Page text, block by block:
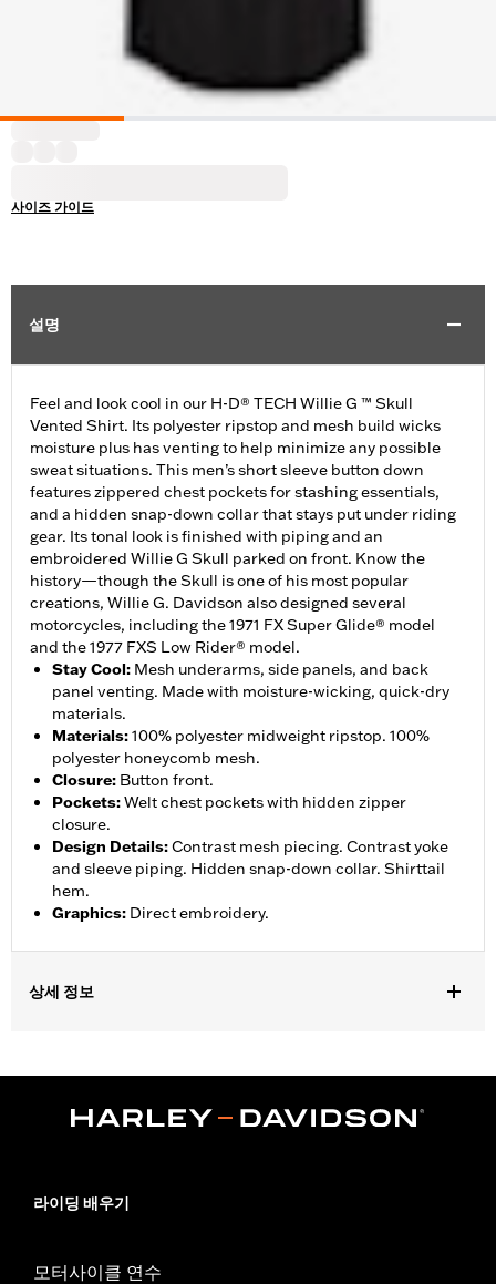
사이즈 가이드
설명
Feel and look cool in our H-D® TECH Willie G ™ Skull
Vented Shirt. Its polyester ripstop and mesh build wicks
moisture plus has venting to help minimize any possible
sweat situations. This men’s short sleeve button down
features zippered chest pockets for stashing essentials,
and a hidden snap-down collar that stays put under riding
gear. Its tonal look is finished with piping and an
embroidered Willie G Skull parked on front. Know the
history—though the Skull is one of his most popular
creations, Willie G. Davidson also designed several
motorcycles, including the 1971 FX Super Glide® model
and the 1977 FXS Low Rider® model.
Stay Cool: Mesh underarms, side panels, and back
panel venting. Made with moisture-wicking, quick-dry
materials.
Materials:100% polyester midweight ripstop. 100%
polyester honeycomb mesh.
Closure: Button front.
Pockets:Welt chest pockets with hidden zipper
closure.
Design Details:Contrast mesh piecing. Contrast yoke
and sleeve piping. Hidden snap-down collar. Shirttail
hem.
Graphics: Direct embroidery.
상세 정보
Functional Features:Pockets,Button Front,Vented
d.com/warrantyfor full details
Origin:Imported
라이딩 배우기
모터사이클 연수